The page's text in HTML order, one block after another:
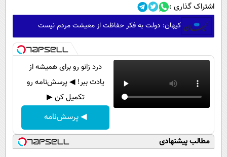
اشتراک گذاری :
کیهان: دولت به فکر حفاظت از معیشت مردم نیست
درد زانو رو برای همیشه از
یادت ببر! ◀ پرسش‌نامه رو
تکمیل کن ▶
◀ پرسش‌نامه
مطالب پیشنهادی